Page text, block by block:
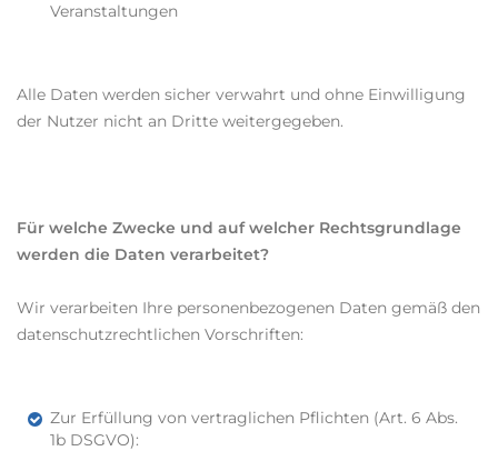
Veranstaltungen
Alle Daten werden sicher verwahrt und ohne Einwilligung
der Nutzer nicht an Dritte weitergegeben.
Für welche Zwecke und auf welcher Rechtsgrundlage
werden die Daten verarbeitet?
Wir verarbeiten Ihre personenbezogenen Daten gemäß den
datenschutzrechtlichen Vorschriften:
Zur Erfüllung von vertraglichen Pflichten (Art. 6 Abs.
1b DSGVO):